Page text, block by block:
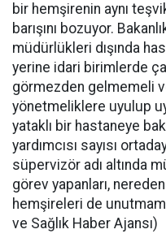
bir hemşirenin aynı
barışını bozuyor.
müdürlükleri dışında
yerine idari birimlerde
görmezden gelmemeli
yönetmeliklere uyulup
yataklı bir hastaneye
yardımcısı sayısı
süpervizör adı altında
görev yapanları,
hemşireleri de
ve Sağlık Haber Ajansı)